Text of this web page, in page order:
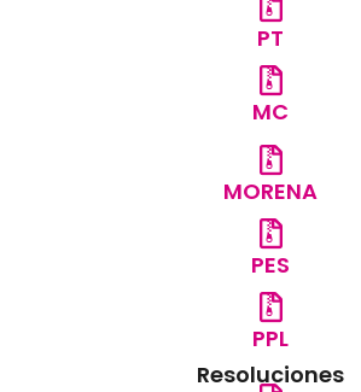
PT
MC
MORENA
PES
PPL
Resoluciones